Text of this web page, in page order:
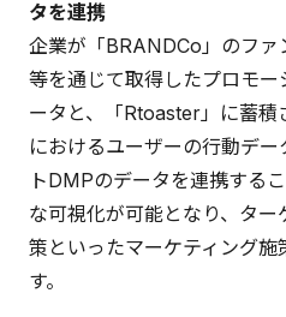
タを連携
企業が「BRANDCo」のファ
等を通じて取得したプロモ
ータと、「Rtoaster」に蓄積
におけるユーザーの行動デ
トDMPのデータを連携する
な可視化が可能となり、タ
策といったマーケティング
す。